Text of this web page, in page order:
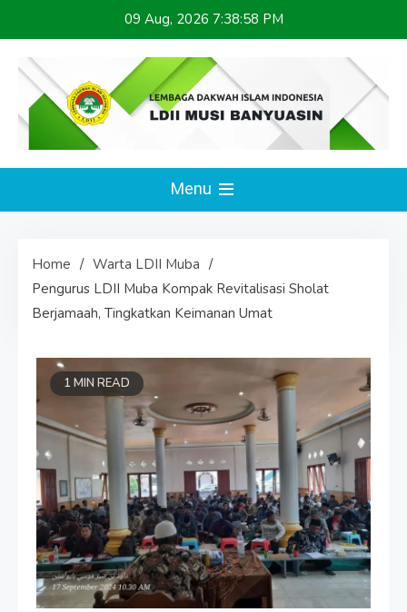
to
content
09 Aug, 2026 7:38:58 PM
LDII MUSI BANYUASIN
Menu
Home
Warta LDII Muba
Pengurus LDII Muba Kompak Revitalisasi Sholat
Berjamaah, Tingkatkan Keimanan Umat
1 MIN READ